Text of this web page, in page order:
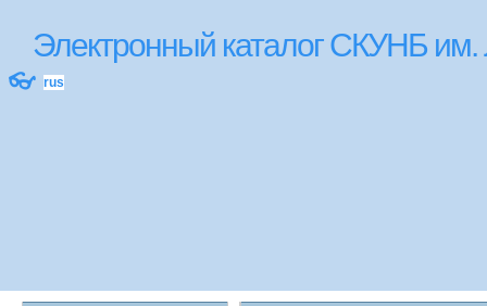
Электронный каталог СКУНБ
👓 rus